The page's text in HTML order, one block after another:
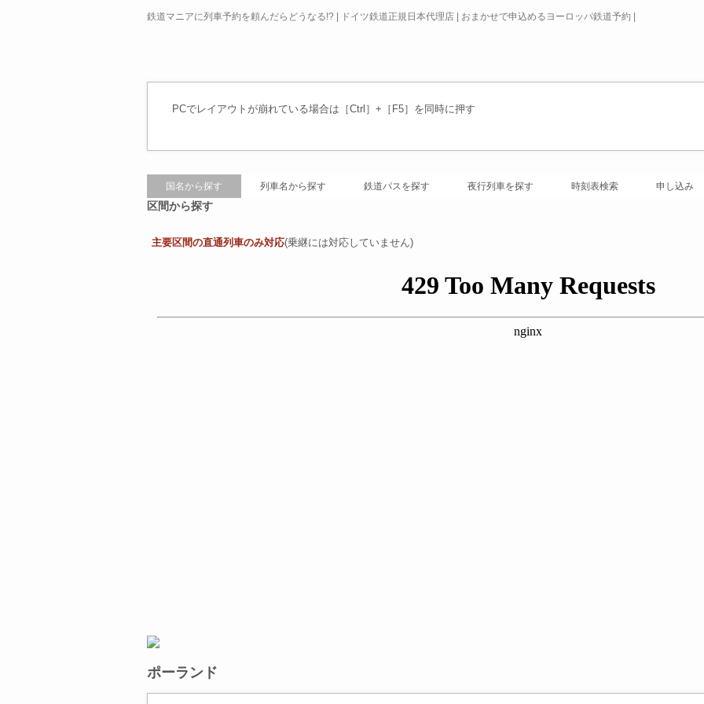
鉄道マニアに列車予約を頼んだらどうなる!? | ドイツ鉄道正規日本代理店 | おまかせで申込めるヨーロッパ鉄道予約 |
PCでレイアウトが崩れている場合は［Ctrl］+［F5］を同時に押す
国名から探す 列車名から探す 鉄道パスを探す 夜行列車を探す 時刻表検索 申し込み
区間から探す
主要区間の直通列車のみ対応(乗継には対応していません)
ポーランド